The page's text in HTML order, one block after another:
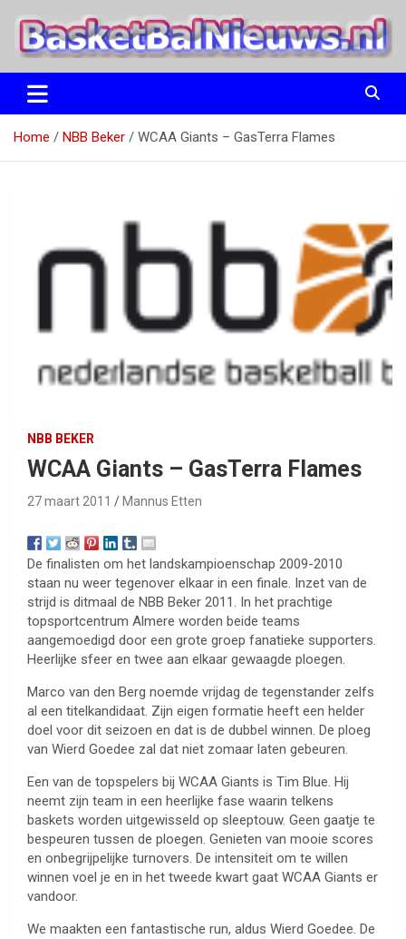
naar
BasketBalNieuws.nl
Etten
Home NBB Beker WCAA Giants – GasTerra Flames
NBB BEKER
WCAA Giants – GasTerra Flames
27 maart 2011 Mannus Etten
De finalisten om het landskampioenschap 2009-2010
staan nu weer tegenover elkaar in een finale. Inzet van de
strijd is ditmaal de NBB Beker 2011. In het prachtige
topsportcentrum Almere worden beide teams
aangemoedigd door een grote groep fanatieke supporters.
Heerlijke sfeer en twee aan elkaar gewaagde ploegen.
Marco van den Berg noemde vrijdag de tegenstander zelfs
al een titelkandidaat. Zijn eigen formatie heeft een helder
doel voor dit seizoen en dat is de dubbel winnen. De ploeg
van Wierd Goedee zal dat niet zomaar laten gebeuren.
Een van de topspelers bij WCAA Giants is Tim Blue. Hij
neemt zijn team in een heerlijke fase waarin telkens
baskets worden uitgewisseld op sleeptouw. Geen gaatje te
bespeuren tussen de ploegen. Genieten van mooie scores
en onbegrijpelijke turnovers. De intensiteit om te willen
winnen voel je en in het tweede kwart gaat WCAA Giants er
vandoor.
We maakten een fantastische run, aldus Wierd Goedee. De